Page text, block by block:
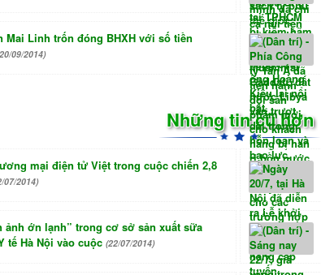
Mai Linh trốn đóng BHXH với số tiền
09/2014)
Những tin cũ hơn
mại điện tử Việt trong cuộc chiến 2,8
07/2014)
ảnh ớn lạnh” trong cơ sở sản xuất sữa
tế Hà Nội vào cuộc (22/07/2014)